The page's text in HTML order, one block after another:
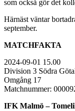
som också gör det
Härnäst väntar
september.
MATCHFAKTA
2024-09-01 15.00
Division 3 Södra
Omgång 17
Matchnummer:
IFK Malmö –